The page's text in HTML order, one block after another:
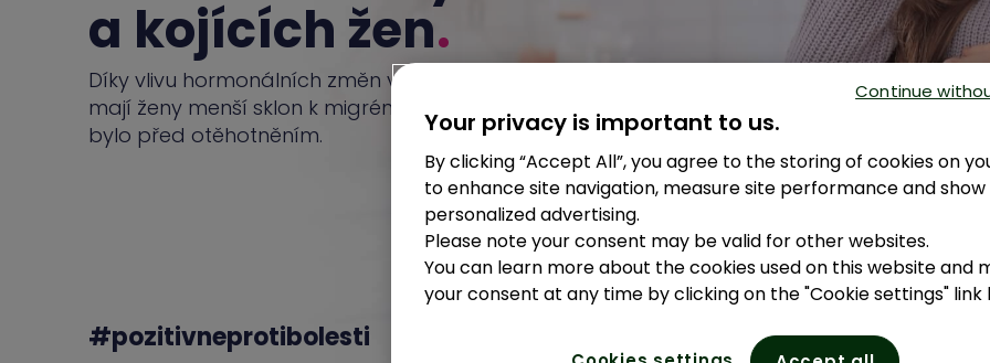
a kojících žen.
Díky vlivu hormonálních změn v těhotenství
mají ženy menší sklon k migrénám, než tomu
bylo před otěhotněním.
#pozitivneprotibolesti
Your privacy is important to us.
By clicking “Accept All”, you agree to the storing of cookies on
to enhance site navigation, measure site performance and show
personalized advertising.
Please note your consent may be valid for other websites.
You can learn more about the cookies used on this website and
your consent at any time by clicking on the "Cookie settings" link
Continue